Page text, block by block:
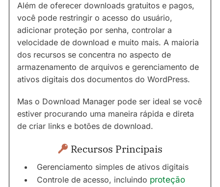
Além de oferecer downloads gratuitos e pagos,
você pode restringir o acesso do usuário,
adicionar proteção por senha, controlar a
velocidade de download e muito mais. A maioria
dos recursos se concentra no aspecto de
armazenamento de arquivos e gerenciamento de
ativos digitais dos documentos do WordPress.
Mas o Download Manager pode ser ideal se você
estiver procurando uma maneira rápida e direta
de criar links e botões de download.
Recursos Principais
Gerenciamento simples de ativos digitais
Controle de acesso, incluindo proteção